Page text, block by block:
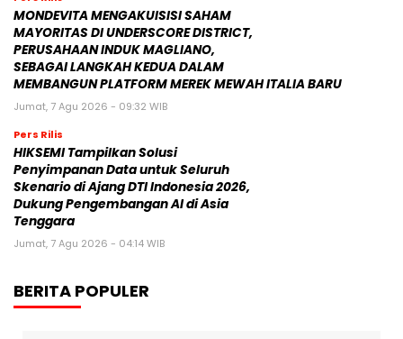
MONDEVITA MENGAKUISISI SAHAM
MAYORITAS DI UNDERSCORE DISTRICT,
PERUSAHAAN INDUK MAGLIANO,
SEBAGAI LANGKAH KEDUA DALAM
MEMBANGUN PLATFORM MEREK MEWAH ITALIA BARU
Jumat, 7 Agu 2026 - 09:32 WIB
Pers Rilis
HIKSEMI Tampilkan Solusi
Penyimpanan Data untuk Seluruh
Skenario di Ajang DTI Indonesia 2026,
Dukung Pengembangan AI di Asia
Tenggara
Jumat, 7 Agu 2026 - 04:14 WIB
BERITA POPULER